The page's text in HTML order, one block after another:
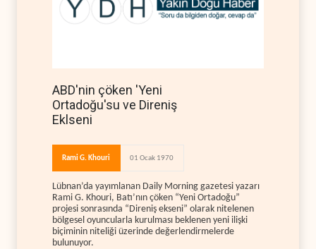
ABD'nin çöken 'Yeni
Ortadoğu'su ve Direniş
Eklseni
Rami G. Khouri 01 Ocak 1970
Lübnan’da yayımlanan Daily Morning gazetesi yazarı
Rami G. Khouri, Batı’nın çöken “Yeni Ortadoğu”
projesi sonrasında “Direniş ekseni” olarak nitelenen
bölgesel oyuncularla kurulması beklenen yeni ilişki
biçiminin niteliği üzerinde değerlendirmelerde
bulunuyor.